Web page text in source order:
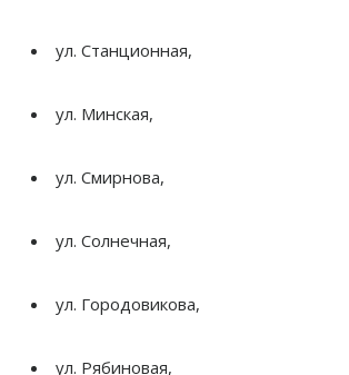
ул. Станционная,
ул. Минская,
ул. Смирнова,
ул. Солнечная,
ул. Городовикова,
ул. Рябиновая,